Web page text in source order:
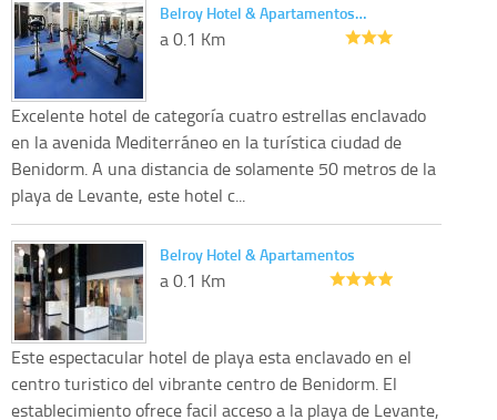
Belroy Hotel & Apartamentos…
a 0.1 Km
Excelente hotel de categoría cuatro estrellas enclavado
en la avenida Mediterráneo en la turística ciudad de
Benidorm. A una distancia de solamente 50 metros de la
playa de Levante, este hotel c...
Belroy Hotel & Apartamentos
a 0.1 Km
Este espectacular hotel de playa esta enclavado en el
centro turistico del vibrante centro de Benidorm. El
establecimiento ofrece facil acceso a la playa de Levante,